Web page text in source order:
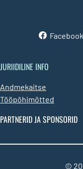
Facebook
JURIIDILINE INFO
Andmekaitse
Tööpõhimõtted
PARTNERID JA SPONSORID
©